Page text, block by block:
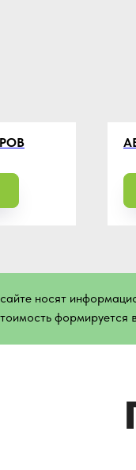
носят
формируется
на переезды с
Каждая
зону